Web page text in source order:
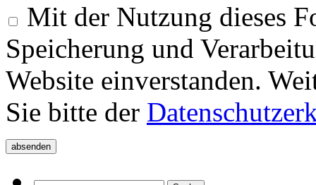
Mit der Nutzung dieses
Speicherung und
Website einverstanden.
Sie bitte der